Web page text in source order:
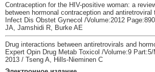
Contraception for the HIV-positive woman: a
between hormonal contraception and antiretroviral
Infect Dis Obstet Gynecol /Volume:2012
JA, Jamshidi R, Burke AE
Drug interactions between antiretrovirals and
Expert Opin Drug Metab Toxicol /Volume:9
2013 / Tseng A, Hills-Nieminen C